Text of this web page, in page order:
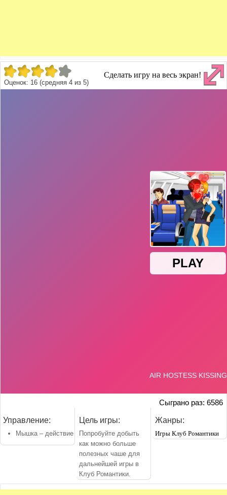
Оценок: 16 (средняя 4 из 5)
Сделать игру на весь экран!
Сыграно раз: 6586
Управление:
Мышка – действие
Цель игры:
Попробуйте добыть
как можно больше
полезных чаше для
дальнейшей игры в
Клуб Романтики.
Жанры:
Игры Клуб Романтики